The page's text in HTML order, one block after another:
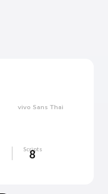
vivo Sans Thai
Scripts
8